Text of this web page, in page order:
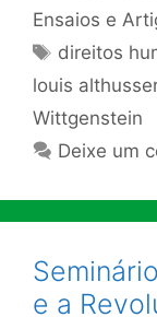
Ensaios e
Tags
direitos
louis althusser
Wittgenstein
Deixe um
e a